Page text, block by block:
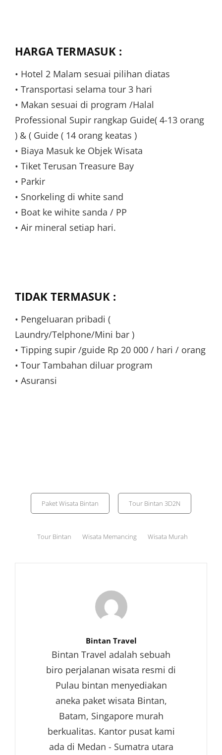
HARGA TERMASUK :
• Hotel 2 Malam sesuai pilihan diatas
• Transportasi selama tour 3 hari
• Makan sesuai di program /Halal
Professional Supir rangkap Guide( 4-13 orang
) & ( Guide ( 14 orang keatas )
• Biaya Masuk ke Objek Wisata
• Tiket Terusan Treasure Bay
• Parkir
• Snorkeling di white sand
• Boat ke wihite sanda / PP
• Air mineral setiap hari.
TIDAK TERMASUK :
• Pengeluaran pribadi (
Laundry/Telphone/Mini bar )
• Tipping supir /guide Rp 20 000 / hari / orang
• Tour Tambahan diluar program
• Asuransi
Categories
Paket Wisata Bintan Tour Bintan 3D2N
Tags,
Tour Bintan Wisata Memancing Wisata Murah
Author:
Bintan Travel
Bintan Travel adalah sebuah
biro perjalanan wisata resmi di
Pulau bintan menyediakan
aneka paket wisata Bintan,
Batam, Singapore murah
berkualitas. Kantor pusat kami
ada di Medan - Sumatra utara